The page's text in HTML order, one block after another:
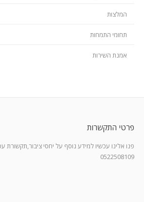
המלצות
תחומי התמחות
אמנת השירות
פרטי התקשרות
פנו אלינו עכשיו למידע נוסף על יחסי ציבור,תקשורת
0522508109